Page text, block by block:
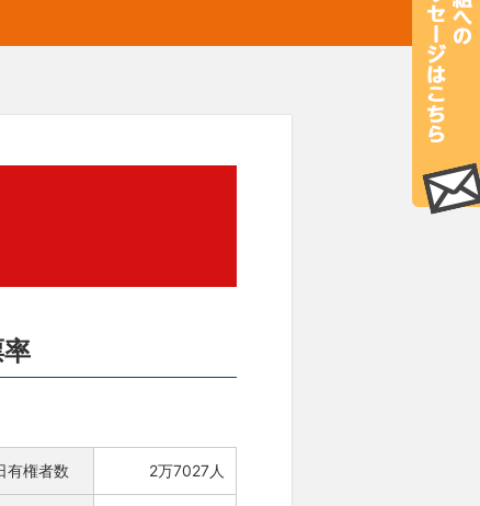
有権者数 2万7027人